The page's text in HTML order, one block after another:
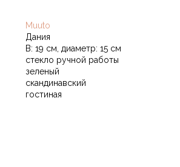
Muuto
Дания
В: 19 см, диаметр: 15 см
стекло ручной работы
зеленый
скандинавский
гостиная